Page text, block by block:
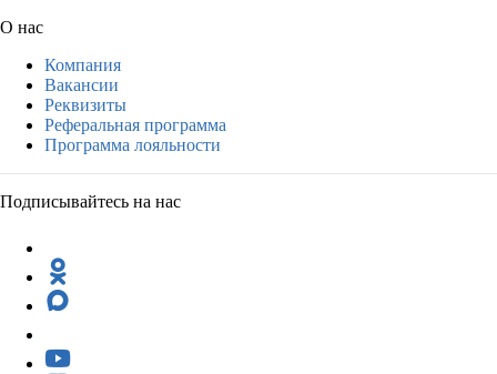
О нас
Компания
Вакансии
Реквизиты
Реферальная программа
Программа лояльности
Подписывайтесь на нас